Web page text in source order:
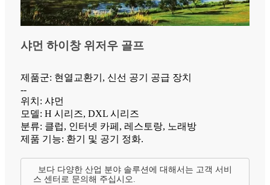
샤먼 하이창 위저우 골프
제품군: 현열교환기, 신선 공기 공급 장치
--
위치: 샤먼
모델: H 시리즈, DXL 시리즈
분류: 클럽, 인터넷 카페, 레스토랑, 노래방
제품 기능: 환기 및 공기 정화.
보다 다양한 산업 분야 솔루션에 대해서는 고객 서비
스 센터로 문의해 주십시오.